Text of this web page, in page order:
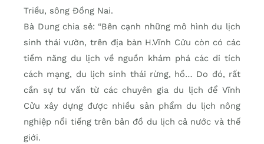
Triều, sông Đồng Nai.
Bà Dung chia sẻ: “Bên cạnh những mô hình du lịch
sinh thái vườn, trên địa bàn H.Vĩnh Cửu còn có các
tiềm năng du lịch về nguồn khám phá các di tích
cách mạng, du lịch sinh thái rừng, hồ… Do đó, rất
cần sự tư vấn từ các chuyên gia du lịch để Vĩnh
Cửu xây dựng được nhiều sản phẩm du lịch nông
nghiệp nổi tiếng trên bản đồ du lịch cả nước và thế
giới.